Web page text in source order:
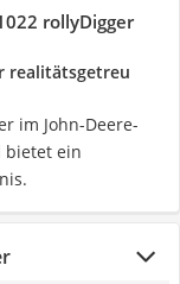
rollyDigger
realitätsgetreu
im John-Deere-
bietet ein